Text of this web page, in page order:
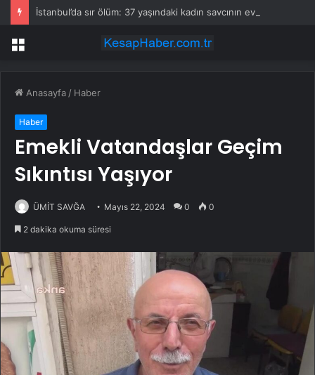
Menü
Anasayfa / Haber
Haber
Emekli Vatandaşlar Geçim
Sıkıntısı Yaşıyor
ÜMİT SAVĞA Mayıs 22, 2024 0 0
2 dakika okuma süresi